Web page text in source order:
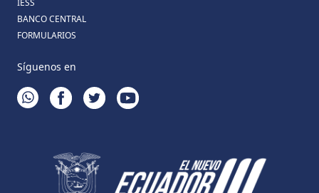
BANCO CENTRAL
FORMULARIOS
Síguenos en
WHATSAPPFACEBOOKTWITTERYOUTUBE